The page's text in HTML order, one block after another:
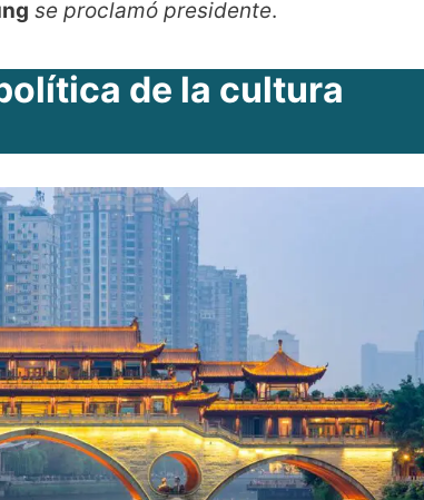
se proclamó presidente.
de la cultura